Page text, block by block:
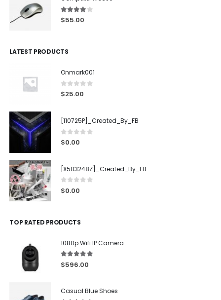
4.00out of 5
$55.00
LATEST PRODUCTS
Onmark001
0out of 5
$25.00
[110725P]_Created_By_FB
0out of 5
$0.00
[X503248Z]_Created_By_FB
0 out of 5
$0.00
TOP RATED PRODUCTS
1080p Wifi IP Camera
5.00out of 5
$596.00
Casual Blue Shoes